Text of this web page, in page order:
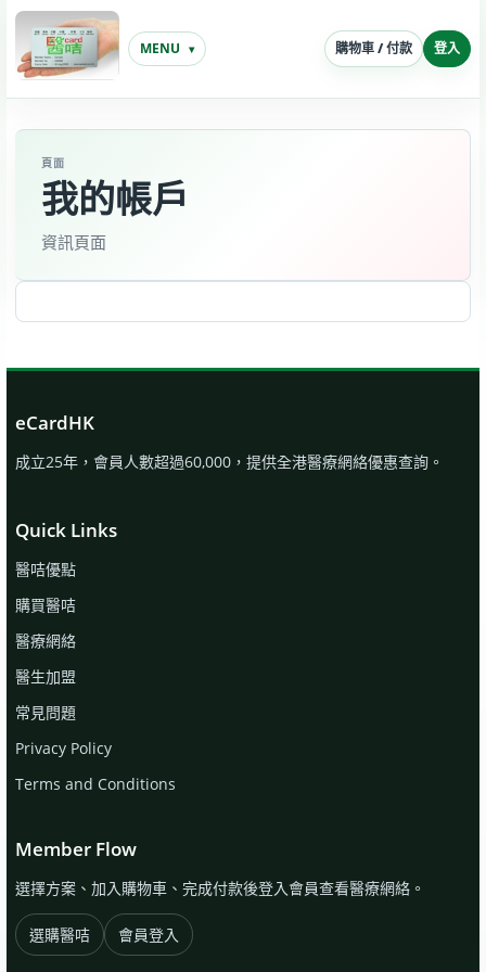
ECardHK
一
手，
您
可
網
眾
醫
療
機
構
到
優
MENU 購物車 / 付款 登入
頁面
我的帳戶
資訊頁面
eCardHK
成立25年，會員人數超過60,000，提供全港醫療網絡優惠查詢。
Quick Links
醫咭優點
購買醫咭
醫療網絡
醫生加盟
常見問題
Privacy Policy
Terms and Conditions
Member Flow
選擇方案、加入購物車、完成付款後登入會員查看醫療網絡。
選購醫咭 會員登入